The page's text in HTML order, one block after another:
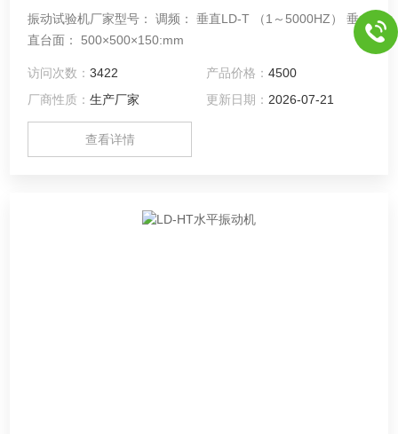
振动试验机厂家型号： 调频： 垂直LD-T （1～5000HZ） 垂
直台面： 500×500×150:mm
访问次数：3422 产品价格： 4500
厂商性质：生产厂家 更新日期： 2026-07-21
查看详情